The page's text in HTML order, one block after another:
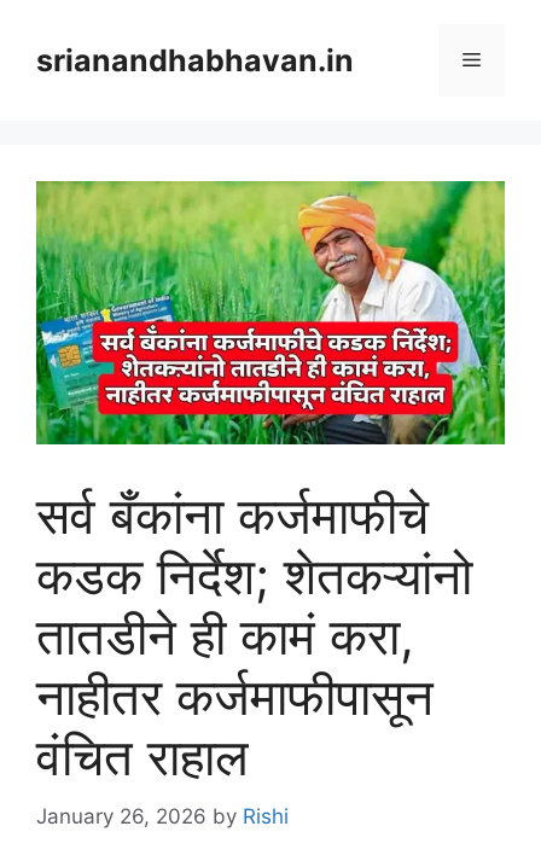
contentsrianandhabhavan.in Menu
सर्व बँकांना कर्जमाफीचे
कडक निर्देश; शेतकऱ्यांनो
तातडीने ही कामं करा,
नाहीतर कर्जमाफीपासून
वंचित राहाल
January 26, 2026 by Rishi